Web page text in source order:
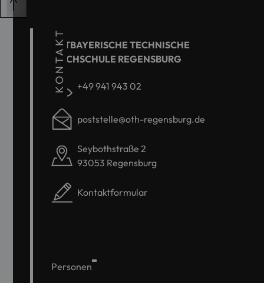
KONTAKT
OSTBAYERISCHE TECHNISCHE
HOCHSCHULE REGENSBURG
+49 941 943 02
poststelle@oth-regensburg.de
Seybothstraße 2
93053 Regensburg
Kontaktformular
Personen